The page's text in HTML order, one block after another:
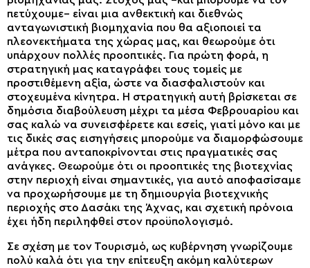
πετύχουμε– είναι μια ανθεκτική και διεθνώς
ανταγωνιστική βιομηχανία που θα αξιοποιεί τα
πλεονεκτήματα της χώρας μας, και θεωρούμε ότι
υπάρχουν πολλές προοπτικές. Για πρώτη φορά, η
στρατηγική μας καταγράφει τους τομείς με
προστιθέμενη αξία, ώστε να διασφαλιστούν και
στοχευμένα κίνητρα. Η στρατηγική αυτή βρίσκεται σε
δημόσια διαβούλευση μέχρι τα μέσα Φεβρουαρίου και
σας καλώ να συνεισφέρετε και εσείς, γιατί μόνο και με
τις δικές σας εισηγήσεις μπορούμε να διαμορφώσουμε
μέτρα που ανταποκρίνονται στις πραγματικές σας
ανάγκες. Θεωρούμε ότι οι προοπτικές της βιοτεχνίας
στην περιοχή είναι σημαντικές, για αυτό αποφασίσαμε
να προχωρήσουμε με τη δημιουργία βιοτεχνικής
περιοχής στο Δασάκι της Άχνας, και σχετική πρόνοια
έχει ήδη περιληφθεί στον προϋπολογισμό.
Σε σχέση με τον Τουρισμό, ως κυβέρνηση γνωρίζουμε
πολύ καλά ότι για την επίτευξη ακόμη καλύτερων